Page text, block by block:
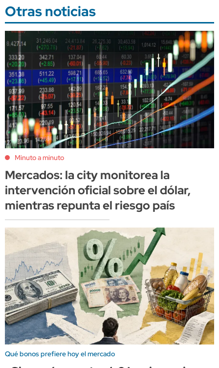
Otras noticias
Minuto a minuto
Mercados: la city monitorea la
intervención oficial sobre el dólar,
mientras repunta el riesgo país
Qué bonos prefiere hoy el mercado